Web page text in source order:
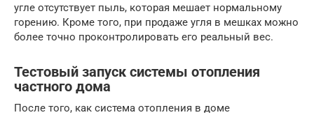
угле отсутствует пыль, которая мешает нормальному
горению. Кроме того, при продаже угля в мешках можно
более точно проконтролировать его реальный вес.
Тестовый запуск системы отопления
частного дома
После того, как система отопления в доме